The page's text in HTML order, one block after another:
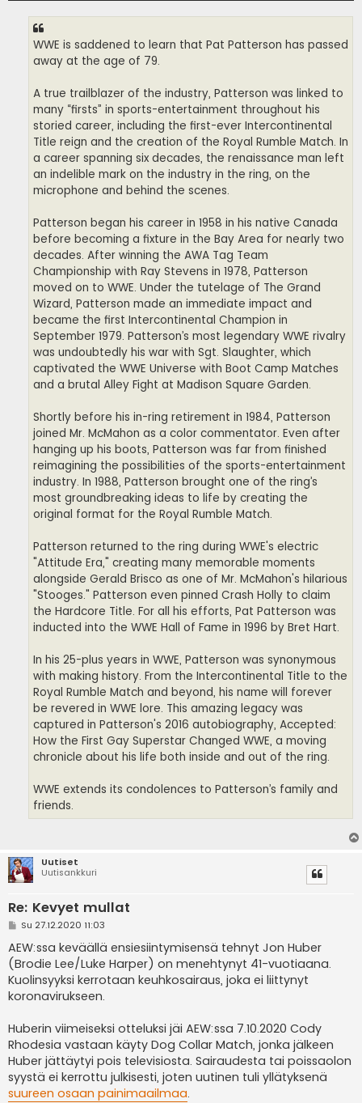
WWE is saddened to learn that Pat Patterson has passed
away at the age of 79.
A true trailblazer of the industry, Patterson was linked to
many “firsts” in sports-entertainment throughout his
storied career, including the first-ever Intercontinental
Title reign and the creation of the Royal Rumble Match. In
a career spanning six decades, the renaissance man left
an indelible mark on the industry in the ring, on the
microphone and behind the scenes.
Patterson began his career in 1958 in his native Canada
before becoming a fixture in the Bay Area for nearly two
decades. After winning the AWA Tag Team
Championship with Ray Stevens in 1978, Patterson
moved on to WWE. Under the tutelage of The Grand
Wizard, Patterson made an immediate impact and
became the first Intercontinental Champion in
September 1979. Patterson’s most legendary WWE rivalry
was undoubtedly his war with Sgt. Slaughter, which
captivated the WWE Universe with Boot Camp Matches
and a brutal Alley Fight at Madison Square Garden.
Shortly before his in-ring retirement in 1984, Patterson
joined Mr. McMahon as a color commentator. Even after
hanging up his boots, Patterson was far from finished
reimagining the possibilities of the sports-entertainment
industry. In 1988, Patterson brought one of the ring’s
most groundbreaking ideas to life by creating the
original format for the Royal Rumble Match.
Patterson returned to the ring during WWE's electric
"Attitude Era," creating many memorable moments
alongside Gerald Brisco as one of Mr. McMahon's hilarious
"Stooges." Patterson even pinned Crash Holly to claim
the Hardcore Title. For all his efforts, Pat Patterson was
inducted into the WWE Hall of Fame in 1996 by Bret Hart.
In his 25-plus years in WWE, Patterson was synonymous
with making history. From the Intercontinental Title to the
Royal Rumble Match and beyond, his name will forever
be revered in WWE lore. This amazing legacy was
captured in Patterson's 2016 autobiography, Accepted:
How the First Gay Superstar Changed WWE, a moving
chronicle about his life both inside and out of the ring.
WWE extends its condolences to Patterson’s family and
friends.
Uutiset
Uutisankkuri
Re: Kevyet mullat
V
e
s
t
i
Su 27.12.2020 11:03
AEW:ssa keväällä ensiesiintymisensä tehnyt Jon Huber
(Brodie Lee/Luke Harper) on menehtynyt 41-vuotiaana.
Kuolinsyyksi kerrotaan keuhkosairaus, joka ei liittynyt
koronavirukseen.
Huberin viimeiseksi otteluksi jäi AEW:ssa 7.10.2020 Cody
Rhodesia vastaan käyty Dog Collar Match, jonka jälkeen
Huber jättäytyi pois televisiosta. Sairaudesta tai poissaolon
syystä ei kerrottu julkisesti, joten uutinen tuli yllätyksenä
suureen osaan painimaailmaa.